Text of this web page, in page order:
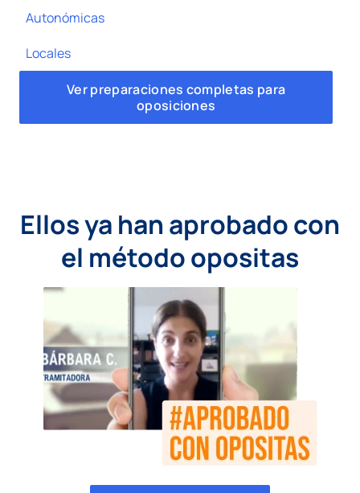
Autonómicas
Locales
Ver preparaciones completas para
oposiciones
Ellos ya han aprobado con
el método opositas